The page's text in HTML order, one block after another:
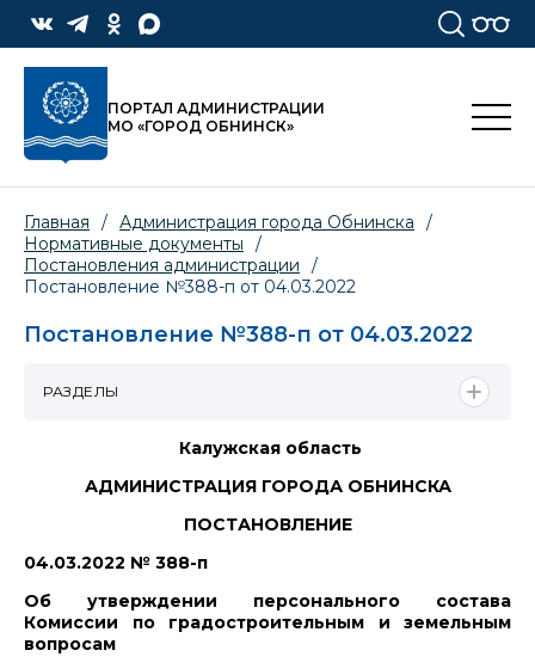
ПОРТАЛ АДМИНИСТРАЦИИ
МО «ГОРОД ОБНИНСК»
Главная / Администрация города Обнинска
/
Нормативные документы
/
Постановления администрации
/
Постановление №388-п от 04.03.2022
Постановление №388-п от 04.03.2022
Калужская область
АДМИНИСТРАЦИЯ ГОРОДА ОБНИНСКА
ПОСТАНОВЛЕНИЕ
04.03.2022 № 388-п
Об утверждении персонального состава
Комиссии по градостроительным и земельным
вопросам
РАЗДЕЛЫ